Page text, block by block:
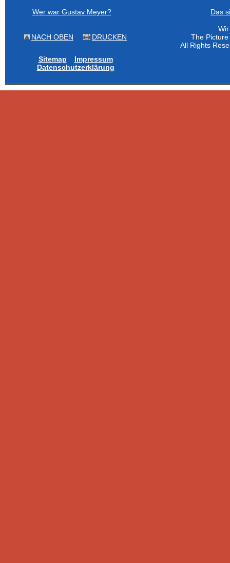
Wer war Gustav Meyer? Das
NACH OBEN DRUCKEN
The
All Rights
Sitemap
Impressum
Datenschutzerklärung